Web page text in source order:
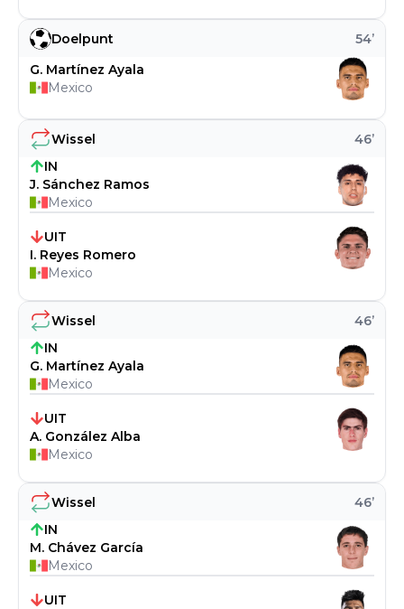
Wissel 46’
IN
M. Chávez García
Mexico
UIT
Wissel 46’
IN
G. Martínez Ayala
Mexico
UIT
A. González Alba
Mexico
Wissel 46’
IN
J. Sánchez Ramos
Mexico
UIT
I. Reyes Romero
Mexico
Doelpunt 54’
G. Martínez Ayala
Mexico